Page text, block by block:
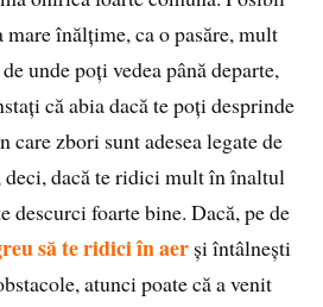
mare înălțime, ca o pasăre, mult
unde poți vedea până departe,
că abia dacă te poți desprinde
care zbori sunt adesea legate de
dacă te ridici mult în înaltul
descurci foarte bine. Dacă, pe de
să te ridici în aer și întâlnești
atunci poate că a venit